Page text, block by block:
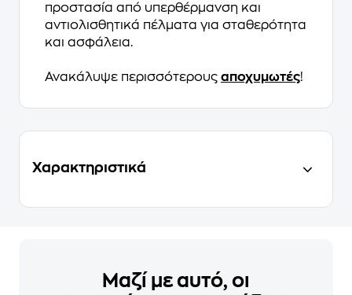
προστασία από υπερθέρμανση και
αντιολισθητικά πέλματα για σταθερότητα
και ασφάλεια.
Ανακάλυψε περισσότερους αποχυμωτές!
Χαρακτηριστικά
Μαζί με αυτό, οι